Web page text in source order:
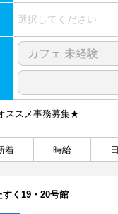
選択してください
ススメ事務募集★
着 時給
く19・20号館